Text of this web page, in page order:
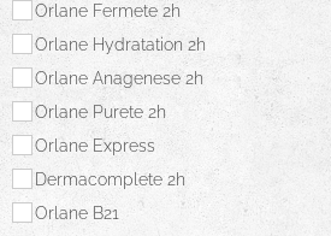
Orlane Fermete 2h
Orlane Hydratation 2h
Orlane Anagenese 2h
Orlane Purete 2h
Orlane Express
Dermacomplete 2h
Orlane B21